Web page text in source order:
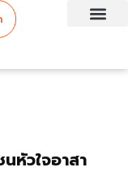
หัวใจอาสา